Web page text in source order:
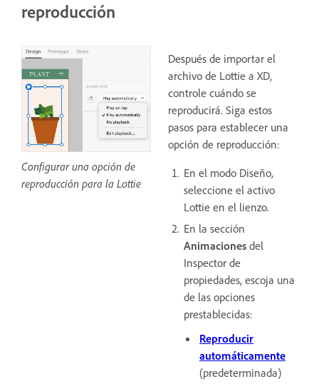
reproducción
Configurar una opción de
reproducción para la Lottie
Después de importar el
archivo de Lottie a XD,
controle cuándo se
reproducirá. Siga estos
pasos para establecer una
opción de reproducción:
En el modo Diseño,
seleccione el activo
Lottie en el lienzo.
En la sección
Animaciones del
Inspector de
propiedades, escoja una
de las opciones
prestablecidas:
Reproducir
automáticamente
(predeterminada)